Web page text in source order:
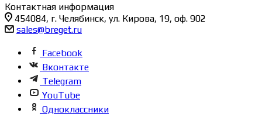
Контактная информация
454084, г. Челябинск, ул. Кирова, 19, оф. 902
sales@breget.ru
Facebook
Вконтакте
Telegram
YouTube
Одноклассники